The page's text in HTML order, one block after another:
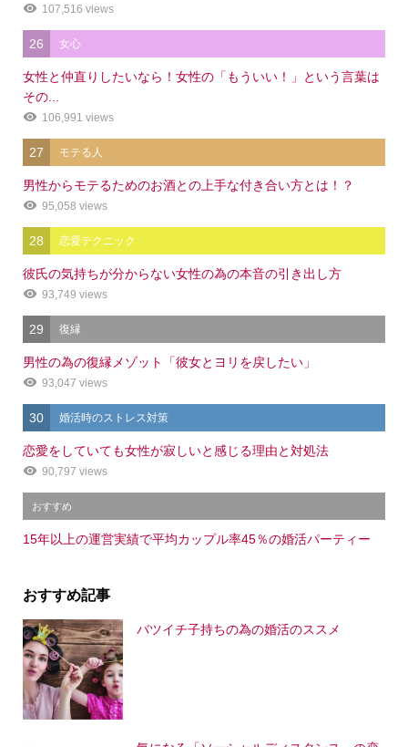
107,516 views
26 女心
女性と仲直りしたいなら！女性の「もういい！」という言葉は
その...
106,991 views
27 モテる人
男性からモテるためのお酒との上手な付き合い方とは！？
95,058 views
28 恋愛テクニック
彼氏の気持ちが分からない女性の為の本音の引き出し方
93,749 views
29 復縁
男性の為の復縁メゾット「彼女とヨリを戻したい」
93,047 views
30 婚活時のストレス対策
恋愛をしていても女性が寂しいと感じる理由と対処法
90,797 views
おすすめ
15年以上の運営実績で平均カップル率45％の婚活パーティー
おすすめ記事
バツイチ子持ちの為の婚活のススメ